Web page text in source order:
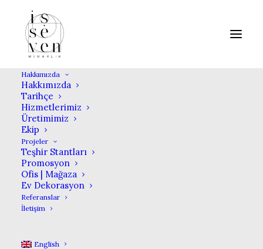
Hakkımızda
Hakkımızda
Tarihçe
Hizmetlerimiz
Üretimimiz
Ekip
Projeler
Teşhir Stantları
Promosyon
Ofis | Mağaza
Ev Dekorasyon
Referanslar
İletişim
English